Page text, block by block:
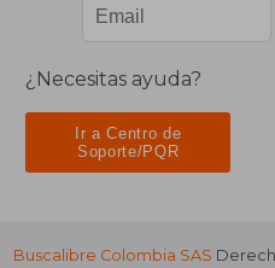
¿Necesitas ayuda?
Ir a Centro de
Soporte/PQR
Buscalibre Colombia SAS